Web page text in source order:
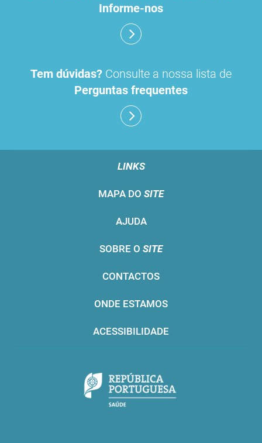
Informe-nos
Tem dúvidas? Consulte a nossa lista de
Perguntas frequentes
LINKS
MAPA DO SITE
AJUDA
SOBRE O SITE
CONTACTOS
ONDE ESTAMOS
ACESSIBILIDADE